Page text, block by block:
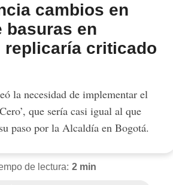
cambios en
basuras en
replicaría criticado
la necesidad de implementar el
que sería casi igual al que
paso por la Alcaldía en Bogotá.
de lectura: 2 min